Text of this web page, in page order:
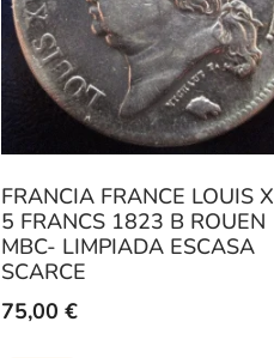
FRANCIA FRANCE LOUIS
5 FRANCS 1823 B ROUEN
MBC- LIMPIADA ESCASA
SCARCE
75,00 €